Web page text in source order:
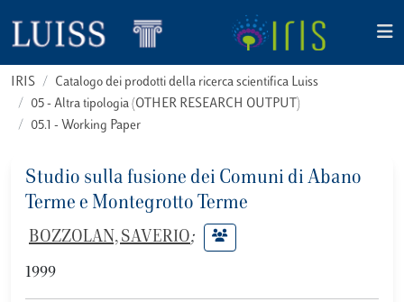
IRIS
Catalogo dei prodotti della ricerca scientifica Luiss
05 - Altra tipologia (OTHER RESEARCH OUTPUT)
05.1 - Working Paper
Studio sulla fusione dei Comuni di Abano
Terme e Montegrotto Terme
BOZZOLAN, SAVERIO;
1999